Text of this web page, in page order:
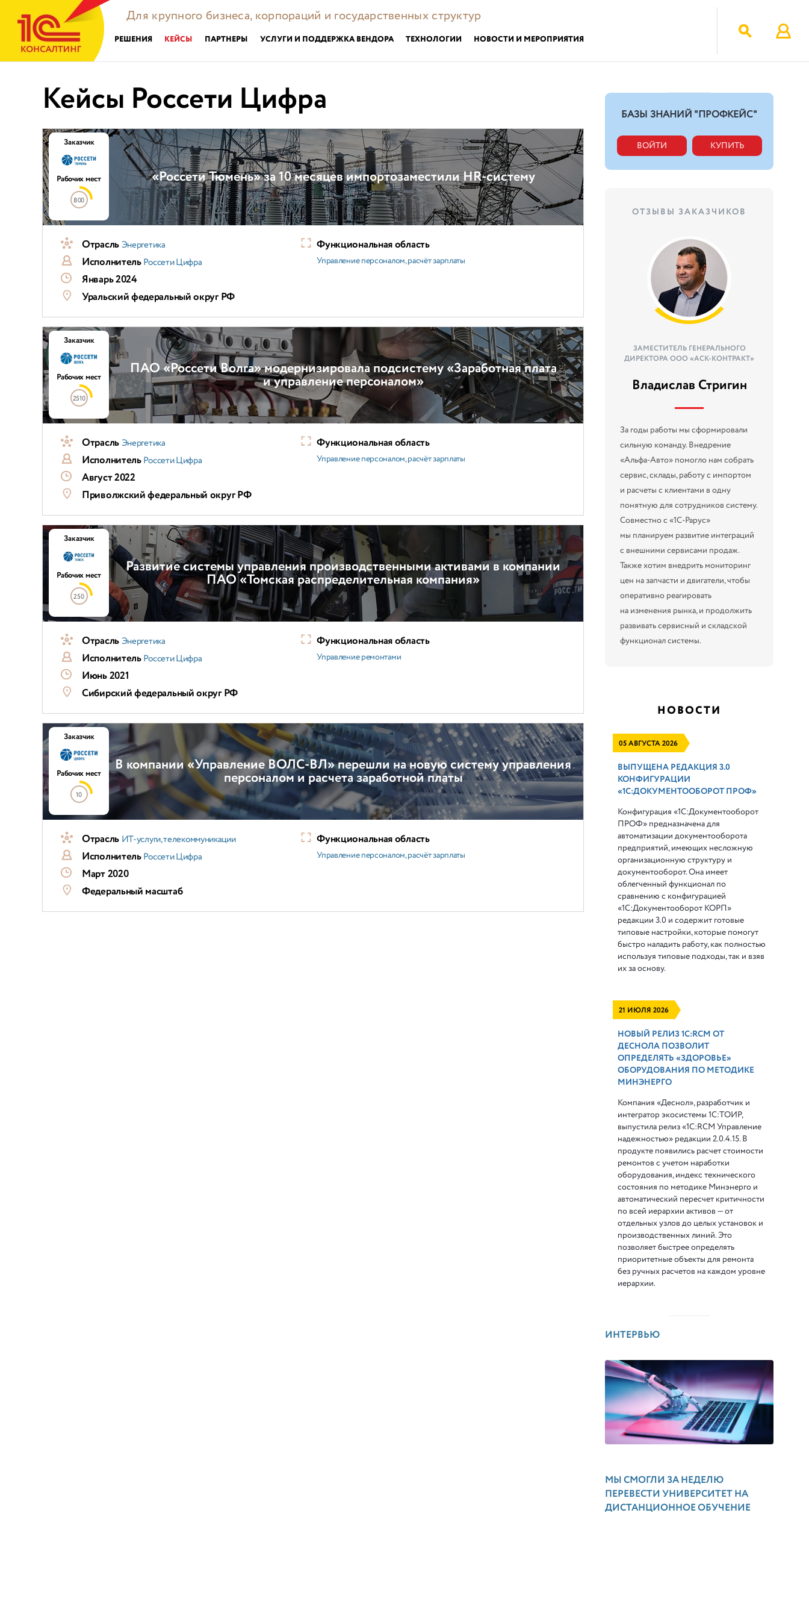
Для крупного бизнеса, корпораций и государственных структур
РЕШЕНИЯ КЕЙСЫ ПАРТНЕРЫ УСЛУГИ И ПОДДЕРЖКА ВЕНДОРА ТЕХНОЛОГИИ НОВОСТИ И МЕРОПРИЯТИЯ
Кейсы Россети Цифра
«Россети Тюмень» за 10 месяцев импортозаместили HR-систему
Заказчик
Рабочих мест
800
ОтрасльЭнергетика
ИсполнительРоссети Цифра
Январь 2024
Уральский федеральный округ РФ
Функциональная область
Управление персоналом, расчёт зарплаты
ПАО «Россети Волга» модернизировала подсистему «Заработная плата
и управление персоналом»
Заказчик
Рабочих мест
2510
ОтрасльЭнергетика
ИсполнительРоссети Цифра
Август 2022
Приволжский федеральный округ РФ
Функциональная область
Управление персоналом, расчёт зарплаты
Развитие системы управления производственными активами в компании
ПАО «Томская распределительная компания»
Заказчик
Рабочих мест
250
ОтрасльЭнергетика
ИсполнительРоссети Цифра
Июнь 2021
Сибирский федеральный округ РФ
Функциональная область
Управление ремонтами
В компании «Управление ВОЛС-ВЛ» перешли на новую систему управления
персоналом и расчета заработной платы
Заказчик
Рабочих мест
10
Отрасль ИТ-услуги, телекоммуникации
ИсполнительРоссети Цифра
Март 2020
Федеральный масштаб
Функциональная область
Управление персоналом, расчёт зарплаты
БАЗЫ ЗНАНИЙ "ПРОФКЕЙС"
ВОЙТИ КУПИТЬ
ОТЗЫВЫ ЗАКАЗЧИКОВ
ЗАМЕСТИТЕЛЬ ГЕНЕРАЛЬНОГО
ДИРЕКТОРА ООО «АСК-КОНТРАКТ»
Владислав Стригин
За годы работы мы сформировали
сильную команду. Внедрение
«Альфа‑Авто» помогло нам собрать
сервис, склады, работу с импортом
и расчеты с клиентами в одну
понятную для сотрудников систему.
Совместно с «1С-Рарус»
мы планируем развитие интеграций
с внешними сервисами продаж.
Также хотим внедрить мониторинг
цен на запчасти и двигатели, чтобы
оперативно реагировать
на изменения рынка, и продолжить
развивать сервисный и складской
функционал системы.
НОВОСТИ
05 АВГУСТА 2026
ВЫПУЩЕНА РЕДАКЦИЯ 3.0
КОНФИГУРАЦИИ
«1С:ДОКУМЕНТООБОРОТ ПРОФ»
Конфигурация «1С:Документооборот
ПРОФ» предназначена для
автоматизации документооборота
предприятий, имеющих несложную
организационную структуру и
документооборот. Она имеет
облегченный функционал по
сравнению с конфигурацией
«1С:Документооборот КОРП»
редакции 3.0 и содержит готовые
типовые настройки, которые помогут
быстро наладить работу, как полностью
используя типовые подходы, так и взяв
их за основу.
21 ИЮЛЯ 2026
НОВЫЙ РЕЛИЗ 1С:RCM ОТ
ДЕСНОЛА ПОЗВОЛИТ
ОПРЕДЕЛЯТЬ «ЗДОРОВЬЕ»
ОБОРУДОВАНИЯ ПО МЕТОДИКЕ
МИНЭНЕРГО
Компания «Деснол», разработчик и
интегратор экосистемы 1С:ТОИР,
выпустила релиз «1С:RCM Управление
надежностью» редакции 2.0.4.15. В
продукте появились расчет стоимости
ремонтов с учетом наработки
оборудования, индекс технического
состояния по методике Минэнерго и
автоматический пересчет критичности
по всей иерархии активов — от
отдельных узлов до целых установок и
производственных линий. Это
позволяет быстрее определять
приоритетные объекты для ремонта
без ручных расчетов на каждом уровне
иерархии.
ИНТЕРВЬЮ
МЫ СМОГЛИ ЗА НЕДЕЛЮ
ПЕРЕВЕСТИ УНИВЕРСИТЕТ НА
ДИСТАНЦИОННОЕ ОБУЧЕНИЕ